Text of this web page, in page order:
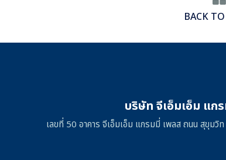
BACK
บริษัท จีเอ็มเอ็ม แก
เลขที่ 50 อาคาร จีเอ็มเอ็ม แกรมมี่ เพลส ถนน สุขุม